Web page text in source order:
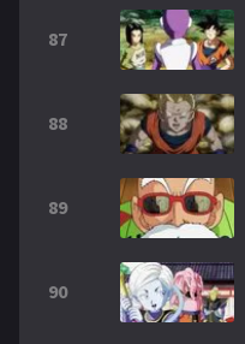
87
88
89
90